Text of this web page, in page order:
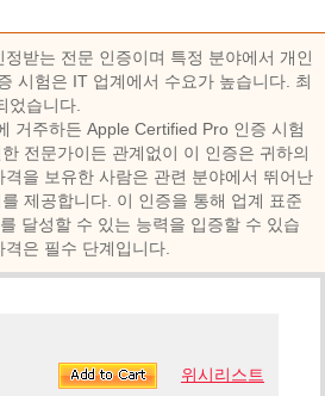
받는 전문 인증이며 특정 분야에서 개인
시험은 IT 업계에서 수요가 높습니다. 최
었습니다.
거주하든 Apple Certified Pro 인증 시험
전문가이든 관계없이 이 인증은 귀하의
을 보유한 사람은 관련 분야에서 뛰어난
제공합니다. 이 인증을 통해 업계 표준
달성할 수 있는 능력을 입증할 수 있습
은 필수 단계입니다.
위시리스트